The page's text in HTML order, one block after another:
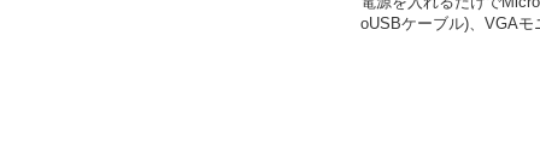
oUSBケーブル)、VGA